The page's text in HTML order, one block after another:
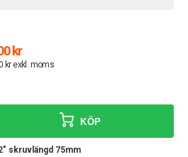
kr
kr exkl. moms
skruvlängd 75mm
KÖP